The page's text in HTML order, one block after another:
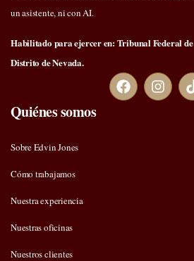
un asistente, ni con AI.
Habilitado para ejercer en: Tribunal Federal de
Distrito de Nevada.
Quiénes somos
Sobre Edvin Jones
Cómo trabajamos
Nuestra experiencia
Nuestras oficinas
Nuestros clientes